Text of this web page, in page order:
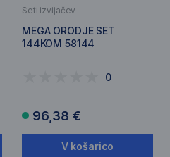
Seti izvijačev
MEGA ORODJE SET
144KOM 58144
0
96,38 €
V košarico